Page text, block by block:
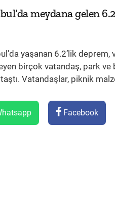
meydana gelen
yaşanan 6.2’lik
birçok vatandaş, park ve
Vatandaşlar, piknik
Facebook